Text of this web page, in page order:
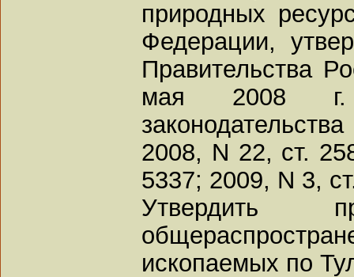
природных
Федерации,
Правительства
мая 2008
2008, N 22, ст.
5337; 2009, N 3,
Утвердить
ископаемых по